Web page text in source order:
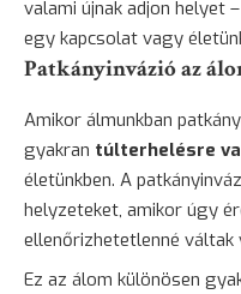
valami újnak adjon helyet
egy kapcsolat vagy
Patkányinvázió az
Amikor álmunkban
gyakran túlterhelésre
életünkben. A
helyzeteket, amikor úgy
ellenőrizhetetlenné
Ez az álom különösen